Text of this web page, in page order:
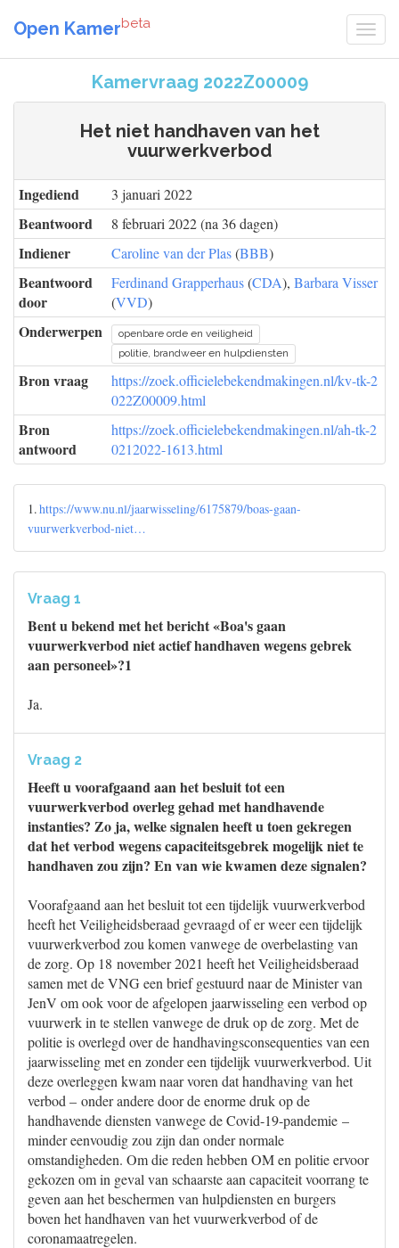
Open Kamerbeta
Kamervraag 2022Z00009
Het niet handhaven van het
vuurwerkverbod
Ingediend 3 januari 2022
Beantwoord 8 februari 2022 (na 36 dagen)
Indiener Caroline van der Plas(BBB)
Beantwoord
door
Ferdinand Grapperhaus(CDA), Barbara Visser
(VVD)
Onderwerpen
openbare orde en veiligheid
politie, brandweer en hulpdiensten
Bron vraag
https://zoek.officielebekendmakingen.nl/kv-tk-2
022Z00009.html
Bron
antwoord
https://zoek.officielebekendmakingen.nl/ah-tk-2
0212022-1613.html
1.https://www.nu.nl/jaarwisseling/6175879/boas-gaan-
vuurwerkverbod-niet…
Vraag 1
Bent u bekend met het bericht «Boa's gaan
vuurwerkverbod niet actief handhaven wegens gebrek
aan personeel»?1
Ja.
Vraag 2
Heeft u voorafgaand aan het besluit tot een
vuurwerkverbod overleg gehad met handhavende
instanties? Zo ja, welke signalen heeft u toen gekregen
dat het verbod wegens capaciteitsgebrek mogelijk niet te
handhaven zou zijn? En van wie kwamen deze signalen?
Voorafgaand aan het besluit tot een tijdelijk vuurwerkverbod
heeft het Veiligheidsberaad gevraagd of er weer een tijdelijk
vuurwerkverbod zou komen vanwege de overbelasting van
de zorg. Op 18 november 2021 heeft het Veiligheidsberaad
samen met de VNG een brief gestuurd naar de Minister van
JenV om ook voor de afgelopen jaarwisseling een verbod op
vuurwerk in te stellen vanwege de druk op de zorg. Met de
politie is overlegd over de handhavingsconsequenties van een
jaarwisseling met en zonder een tijdelijk vuurwerkverbod. Uit
deze overleggen kwam naar voren dat handhaving van het
verbod – onder andere door de enorme druk op de
handhavende diensten vanwege de Covid-19-pandemie –
minder eenvoudig zou zijn dan onder normale
omstandigheden. Om die reden hebben OM en politie ervoor
gekozen om in geval van schaarste aan capaciteit voorrang te
geven aan het beschermen van hulpdiensten en burgers
boven het handhaven van het vuurwerkverbod of de
coronamaatregelen.